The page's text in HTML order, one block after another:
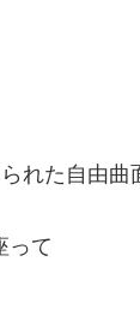
れた自由曲
って